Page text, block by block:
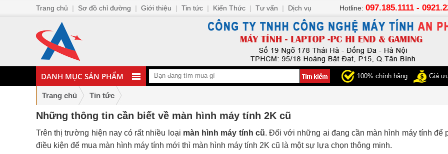
100% chính hãng Giá
DANH MỤC SẢN PHẨM
Trang chủ Tin tức
Những thông tin cần biết về màn hình máy tính 2K cũ
Trên thị trường hiện nay có rất nhiều loại màn hình máy tính cũ. Đối với những ai đang cần màn hình máy tính để
điều kiện để mua màn hình máy tính mới thì màn hình máy tính 2K cũ là một sự lựa chọn thông minh.
Hotline: 097.185.1111 -
Trang chủ | Sơ đồ chỉ đường | Giới thiệu | Tin tức | Kiến Thức | Tư vấn | Dịch vụ